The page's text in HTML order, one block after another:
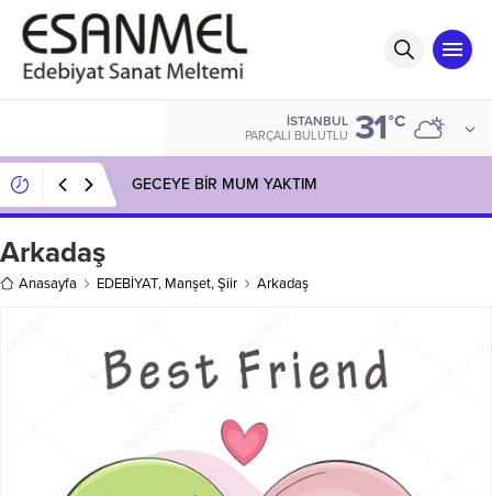
İSTANBUL
PARÇALI BULUTLU 31°C
GECEYE BİR MUM YAKTIM
Arkadaş
Anasayfa EDEBİYAT, Manşet,Şiir Arkadaş